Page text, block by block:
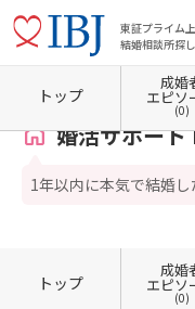
東証プライム
結婚相談所探
ホーム 岐阜県の結婚相談所 岐
婚活サポー
1年以内に本気で結婚
トップ
成婚
エピソ
(0)
トップ
成婚
エピソ
(0)